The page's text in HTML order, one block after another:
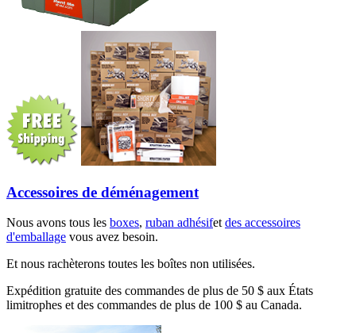
Accessoires de déménagement
Nous avons tous les boxes, ruban adhésifet des accessoires
d'emballage vous avez besoin.
Et nous rachèterons toutes les boîtes non utilisées.
Expédition gratuite des commandes de plus de 50 $ aux États
limitrophes et des commandes de plus de 100 $ au Canada.